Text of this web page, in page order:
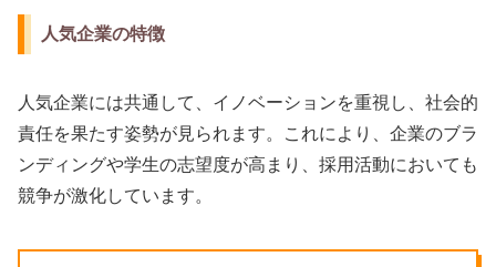
人気企業の特徴
人気企業には共通して、イノベーションを重視し、社会的
責任を果たす姿勢が見られます。これにより、企業のブラ
ンディングや学生の志望度が高まり、採用活動においても
競争が激化しています。